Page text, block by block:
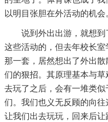
以明目张胆在外活动的机会
说到外出出游，就想
这些活动的，但去年校长
那一套，居然想出了外出
们的狠招。其原理基本与
去玩了之后，会有一堆类
们。我们也义无反顾的向
让我们出去玩玩，回来后